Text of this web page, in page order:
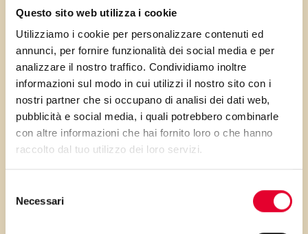
Questo sito web utilizza i cookie
Utilizziamo i cookie per personalizzare contenuti ed
annunci, per fornire funzionalità dei social media e per
analizzare il nostro traffico. Condividiamo inoltre
informazioni sul modo in cui utilizzi il nostro sito con i
nostri partner che si occupano di analisi dei dati web,
pubblicità e social media, i quali potrebbero combinarle
con altre informazioni che hai fornito loro o che hanno
raccolto dal tuo utilizzo dei loro servizi.
delNecessari
mamma). Lei ama fare
colazione con cose gustose e
genuine, ama le cose semplici
e i sapori delicati. Adora la
marmellata e direi che con
queste brioches il connubio è
davvero perfetto.